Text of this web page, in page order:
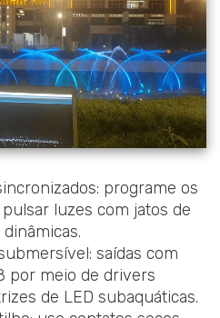
programe os
luzes com jatos de
saídas com
por meio de drivers
de LED subaquáticas.